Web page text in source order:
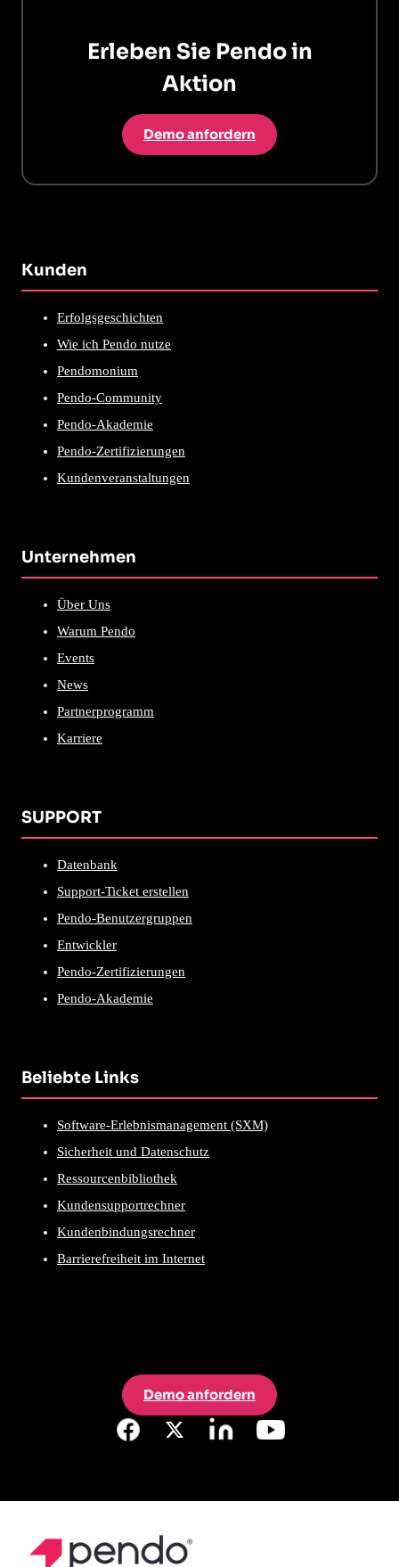
Erleben Sie Pendo in
Aktion
Demo anfordern
Kunden
Erfolgsgeschichten
Wie ich Pendo nutze
Pendomonium
Pendo-Community
Pendo-Akademie
Pendo-Zertifizierungen
Kundenveranstaltungen
Unternehmen
Über Uns
Warum Pendo
Events
News
Partnerprogramm
Karriere
SUPPORT
Datenbank
Support-Ticket erstellen
Pendo-Benutzergruppen
Entwickler
Pendo-Zertifizierungen
Pendo-Akademie
Beliebte Links
Software-Erlebnismanagement (SXM)
Sicherheit und Datenschutz
Ressourcenbibliothek
Kundensupportrechner
Kundenbindungsrechner
Barrierefreiheit im Internet
Demo anfordern